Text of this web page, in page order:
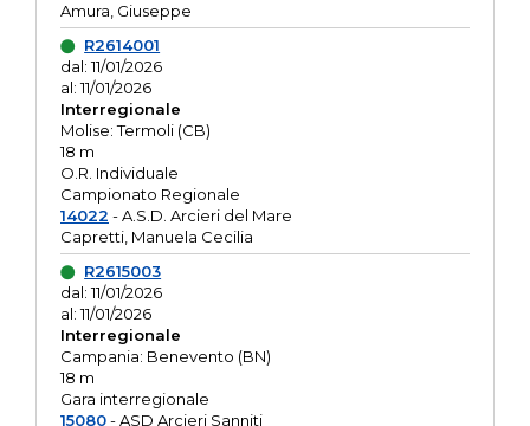
Amura, Giuseppe
R2614001
dal: 11/01/2026
al: 11/01/2026
Interregionale
Molise: Termoli (CB)
18 m
O.R. Individuale
Campionato Regionale
14022 - A.S.D. Arcieri del Mare
Capretti, Manuela Cecilia
R2615003
dal: 11/01/2026
al: 11/01/2026
Interregionale
Campania: Benevento (BN)
18 m
Gara interregionale
15080- ASD Arcieri Sanniti